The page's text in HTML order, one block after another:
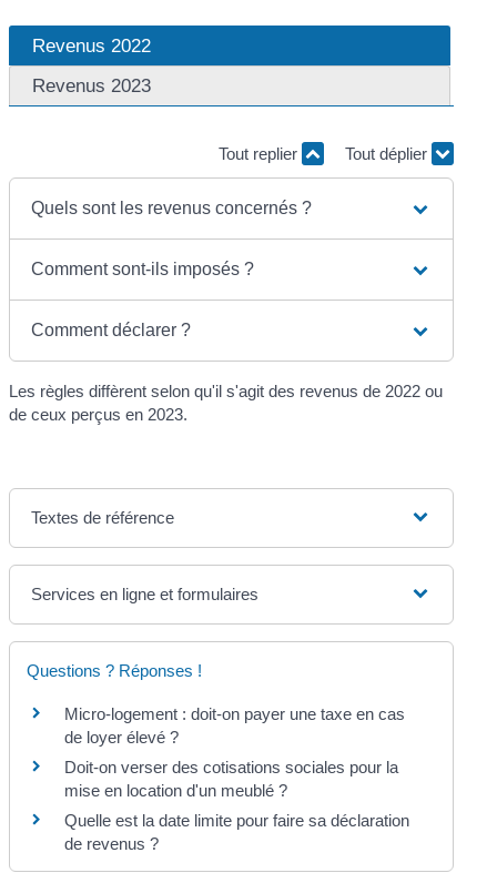
Revenus 2022
Revenus 2023
Tout replier Tout déplier
Quels sont les revenus concernés ?
Comment sont-ils imposés ?
Comment déclarer ?
Les règles diffèrent selon qu'il s'agit des revenus de 2022 ou
de ceux perçus en 2023.
Textes de référence
Services en ligne et formulaires
Questions ? Réponses !
Micro-logement : doit-on payer une taxe en cas
de loyer élevé ?
Doit-on verser des cotisations sociales pour la
mise en location d'un meublé ?
Quelle est la date limite pour faire sa déclaration
de revenus ?